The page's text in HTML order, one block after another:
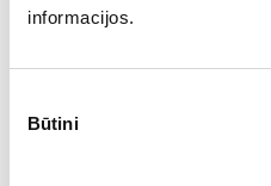
informacijos.
pasirinkimas
Būtini